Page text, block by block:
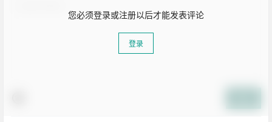
您必须登录或注册以后才能发表评论
登录